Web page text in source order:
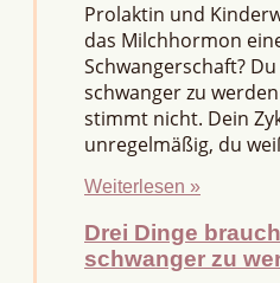
Prolaktin und
das Milchhormon
Schwangerschaft?
schwanger zu
stimmt nicht. Dein
unregelmäßig, du
Weiterlesen »
Drei Dinge
schwanger zu